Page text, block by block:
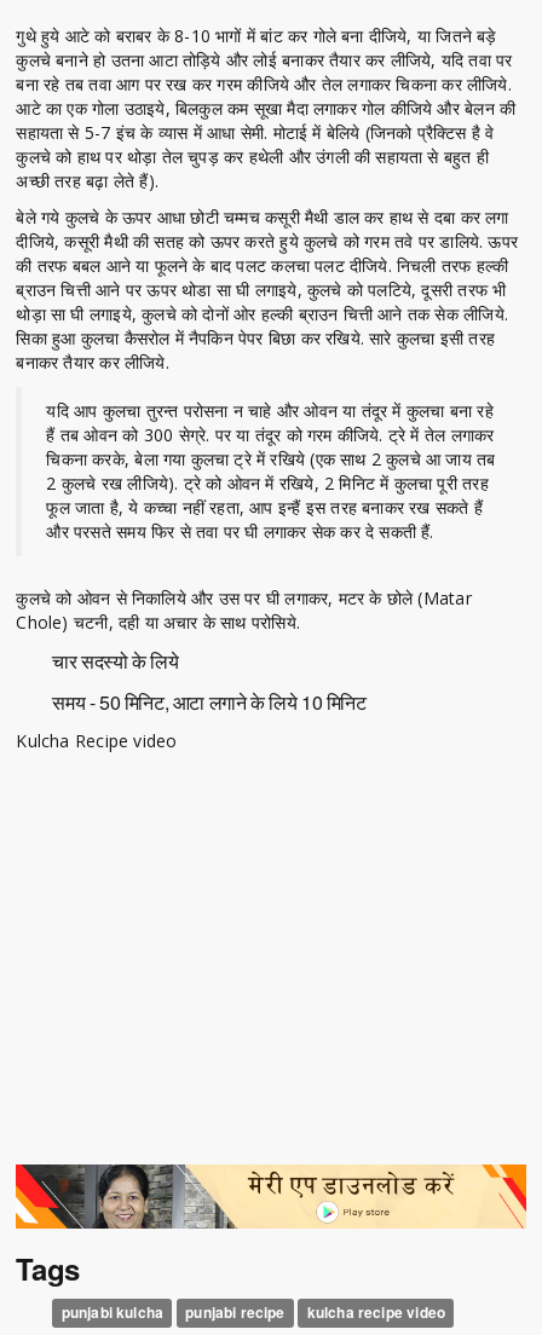
गुथे हुये आटे को बराबर के 8-10 भागों में बांट कर गोले बना दीजिये, या जितने बड़े
कुलचे बनाने हो उतना आटा तोड़िये और लोई बनाकर तैयार कर लीजिये, यदि तवा पर
बना रहे तब तवा आग पर रख कर गरम कीजिये और तेल लगाकर चिकना कर लीजिये.
आटे का एक गोला उठाइये, बिलकुल कम सूखा मैदा लगाकर गोल कीजिये और बेलन की
सहायता से 5-7 इंच के व्यास में आधा सेमी. मोटाई में बेलिये (जिनको प्रैक्टिस है वे
कुलचे को हाथ पर थोड़ा तेल चुपड़ कर हथेली और उंगली की सहायता से बहुत ही
अच्छी तरह बढ़ा लेते हैं).
बेले गये कुलचे के ऊपर आधा छोटी चम्मच कसूरी मैथी डाल कर हाथ से दबा कर लगा
दीजिये, कसूरी मैथी की सतह को ऊपर करते हुये कुलचे को गरम तवे पर डालिये. ऊपर
की तरफ बबल आने या फूलने के बाद पलट कलचा पलट दीजिये. निचली तरफ हल्की
ब्राउन चित्ती आने पर ऊपर थोडा सा घी लगाइये, कुलचे को पलटिये, दूसरी तरफ भी
थोड़ा सा घी लगाइये, कुलचे को दोनों ओर हल्की ब्राउन चित्ती आने तक सेक लीजिये.
सिका हुआ कुलचा कैसरोल में नैपकिन पेपर बिछा कर रखिये. सारे कुलचा इसी तरह
बनाकर तैयार कर लीजिये.
यदि आप कुलचा तुरन्त परोसना न चाहे और ओवन या तंदूर में कुलचा बना रहे
हैं तब ओवन को 300 सेग्रे. पर या तंदूर को गरम कीजिये. ट्रे में तेल लगाकर
चिकना करके, बेला गया कुलचा ट्रे में रखिये (एक साथ 2 कुलचे आ जाय तब
2 कुलचे रख लीजिये). ट्रे को ओवन में रखिये, 2 मिनिट में कुलचा पूरी तरह
फूल जाता है, ये कच्चा नहीं रहता, आप इन्हैं इस तरह बनाकर रख सकते हैं
और परसते समय फिर से तवा पर घी लगाकर सेक कर दे सकती हैं.
कुलचे को ओवन से निकालिये और उस पर घी लगाकर, मटर के छोले (Matar
Chole) चटनी, दही या अचार के साथ परोसिये.
चार सदस्यो के लिये
समय - 50 मिनिट, आटा लगाने के लिये 10 मिनिट
Kulcha Recipe video
Tags
punjabi kulcha punjabi recipe kulcha recipe video